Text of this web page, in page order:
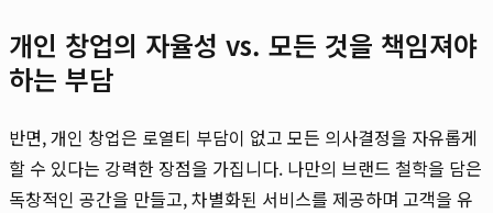
개인 창업의 자율성 vs. 모든 것을 책임져야
하는 부담
반면, 개인 창업은 로열티 부담이 없고 모든 의사결정을 자유롭게
할 수 있다는 강력한 장점을 가집니다. 나만의 브랜드 철학을 담은
독창적인 공간을 만들고, 차별화된 서비스를 제공하며 고객을 유